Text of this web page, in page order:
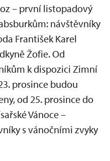
– první listopadový
návštěvníky
František Karel
Žofie. Od
k dispozici Zimní
prosince budou
od 25. prosince do
Vánoce –
s vánočními zvyky